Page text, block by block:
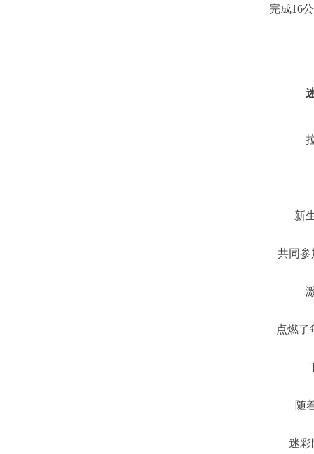
完成16
新
共同参
点燃
随
迷彩